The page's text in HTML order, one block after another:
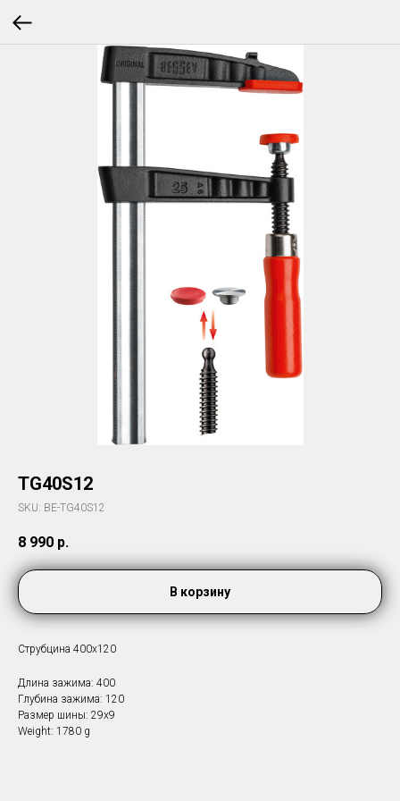
TG40S12
SKU: BE-TG40S12
8 990 р.
В корзину
Струбцина 400х120
Длина зажима: 400
Глубина зажима: 120
Размер шины: 29х9
Weight: 1780 g